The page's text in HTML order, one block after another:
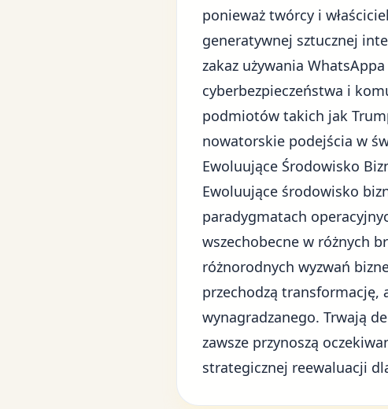
ponieważ twórcy i
generatywnej sztucznej
zakaz używania
cyberbezpieczeństwa i
podmiotów takich jak
nowatorskie podejścia w
Ewoluujące Środowisko
Ewoluujące środowisko
paradygmatach
wszechobecne w różnych
różnorodnych wyzwań
przechodzą
wynagradzanego. Trwają
zawsze przynoszą
strategicznej reewaluacji